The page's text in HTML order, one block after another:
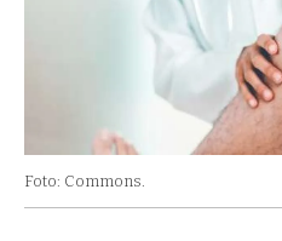
Foto: Commons.